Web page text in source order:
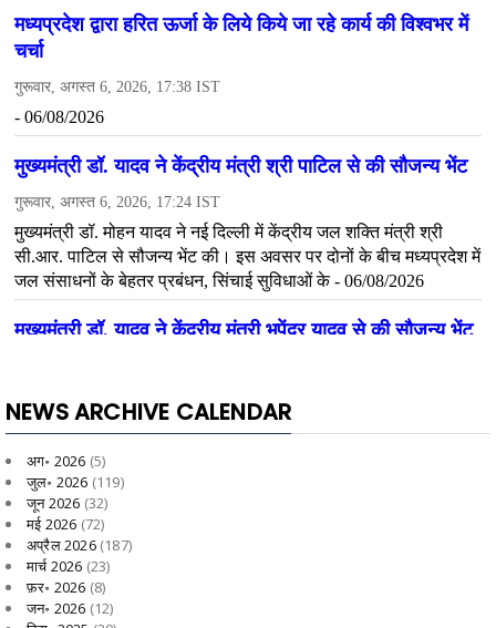
NEWS ARCHIVE CALENDAR
अग॰ 2026 (5)
जुल॰ 2026 (119)
जून 2026 (32)
मई 2026 (72)
अप्रैल 2026(187)
मार्च 2026 (23)
फ़र॰ 2026 (8)
जन॰ 2026 (12)